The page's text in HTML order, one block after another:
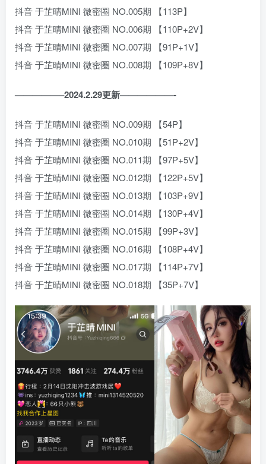
抖音 于芷晴MINI 微密圈 NO.005期 【113P】
抖音 于芷晴MINI 微密圈 NO.006期 【110P+2V】
抖音 于芷晴MINI 微密圈 NO.007期 【91P+1V】
抖音 于芷晴MINI 微密圈 NO.008期 【109P+8V】
—————–2024.2.29更新——————-
抖音 于芷晴MINI 微密圈 NO.009期 【54P】
抖音 于芷晴MINI 微密圈 NO.010期 【51P+2V】
抖音 于芷晴MINI 微密圈 NO.011期 【97P+5V】
抖音 于芷晴MINI 微密圈 NO.012期 【122P+5V】
抖音 于芷晴MINI 微密圈 NO.013期 【103P+9V】
抖音 于芷晴MINI 微密圈 NO.014期 【130P+4V】
抖音 于芷晴MINI 微密圈 NO.015期 【99P+3V】
抖音 于芷晴MINI 微密圈 NO.016期 【108P+4V】
抖音 于芷晴MINI 微密圈 NO.017期 【114P+7V】
抖音 于芷晴MINI 微密圈 NO.018期 【35P+7V】